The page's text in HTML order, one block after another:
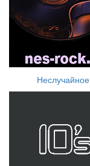
Неслучайное